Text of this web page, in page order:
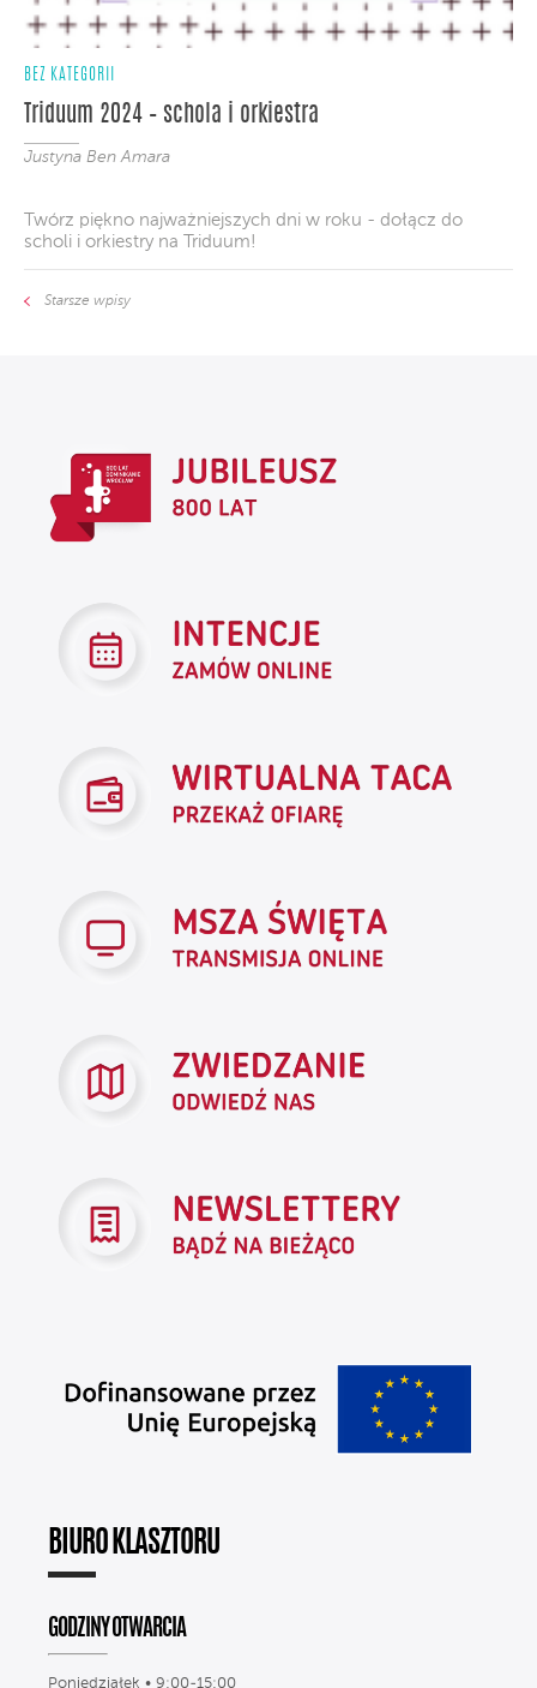
BEZ KATEGORII
Triduum 2024 – schola i orkiestra
Justyna Ben Amara
Twórz piękno najważniejszych dni w roku - dołącz do
scholi i orkiestry na Triduum!
Starsze wpisy
BIURO KLASZTORU
GODZINY OTWARCIA
Poniedziałek • 9:00-15:00